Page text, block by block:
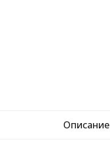
Описание